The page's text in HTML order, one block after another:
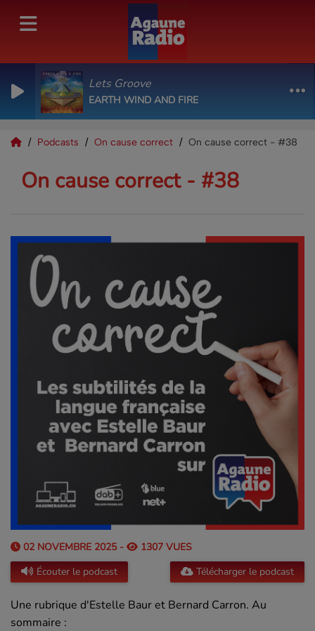
Lets Groove
EARTH WIND AND FIRE
Podcasts On cause correct On cause correct - #38
On cause correct - #38
02 NOVEMBRE 2025 -
1307 VUES
Écouter le podcast
Télécharger le podcast
Une rubrique d'Estelle Baur et Bernard Carron. Au
sommaire :